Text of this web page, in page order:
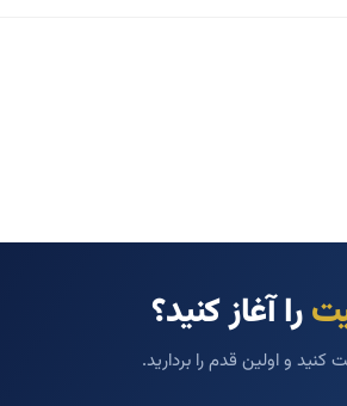
را آغاز کنید؟
و اولین قدم را بردارید.